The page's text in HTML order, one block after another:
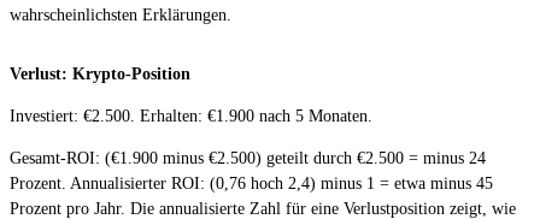
wahrscheinlichsten Erklärungen.
Verlust: Krypto-Position
Investiert: €2.500. Erhalten: €1.900 nach 5 Monaten.
Gesamt-ROI: (€1.900 minus €2.500) geteilt durch €2.500 = minus 24
Prozent. Annualisierter ROI: (0,76 hoch 2,4) minus 1 = etwa minus 45
Prozent pro Jahr. Die annualisierte Zahl für eine Verlustposition zeigt, wie